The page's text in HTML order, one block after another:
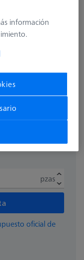
MT
pzas
oficial de
información